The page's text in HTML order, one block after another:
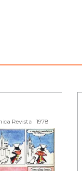
Revista | 1978